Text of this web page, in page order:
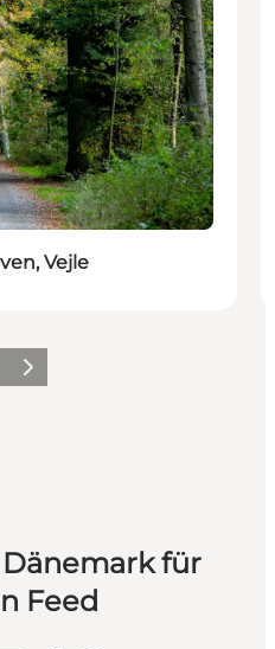
Vejle
Weiter
für
Feed